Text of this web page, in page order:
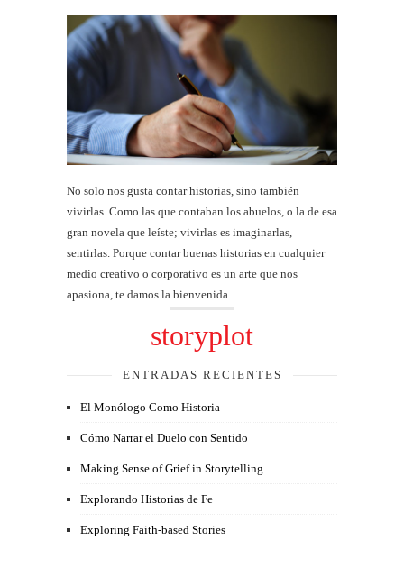
No solo nos gusta contar historias, sino también
vivirlas. Como las que contaban los abuelos, o la de esa
gran novela que leíste; vivirlas es imaginarlas,
sentirlas. Porque contar buenas historias en cualquier
medio creativo o corporativo es un arte que nos
apasiona, te damos la bienvenida.
storyplot
ENTRADAS RECIENTES
El Monólogo Como Historia
Cómo Narrar el Duelo con Sentido
Making Sense of Grief in Storytelling
Explorando Historias de Fe
Exploring Faith-based Stories